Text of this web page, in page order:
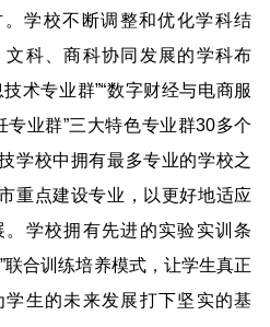
学校不断调整和优化学科结
科、商科协同发展的学科布
术专业群”“数字财经与电商服
专业群”三大特色专业群30多个
学校中拥有最多专业的学校之
重点建设专业，以更好地适应
学校拥有先进的实验实训条
联合训练培养模式，让学生真正
生的未来发展打下坚实的基